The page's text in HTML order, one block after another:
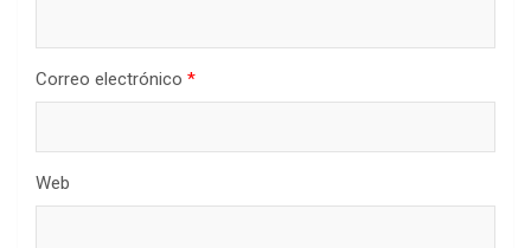
Correo electrónico *
Web